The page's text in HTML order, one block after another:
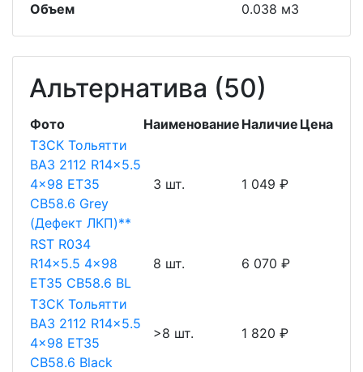
Объем
0.038 м3
Альтернатива (50)
Фото Наименование Наличие Цена
ТЗСК Тольятти
ВАЗ 2112 R14x5.5
4x98 ET35
CB58.6 Grey
(Дефект ЛКП)**
3 шт. 1 049 ₽
RST R034
R14x5.5 4x98
ET35 CB58.6 BL
8 шт. 6 070 ₽
ТЗСК Тольятти
ВАЗ 2112 R14x5.5
4x98 ET35
CB58.6 Black
>8 шт. 1 820 ₽